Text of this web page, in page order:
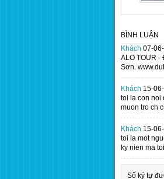
BÌNH LUẬN
Khách 07-
ALO TOUR
Sơn.
Khách 15-
toi la con noi
muon tro ch
Khách 15-
toi la mot
ky nien ma
Số ký tự